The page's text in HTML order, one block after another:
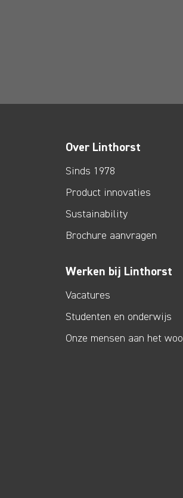
Over Linthorst
Sinds 1978
Product innovaties
Sustainability
Brochure aanvragen
Werken bij Linthorst
Vacatures
Studenten en onderwijs
Onze mensen aan het